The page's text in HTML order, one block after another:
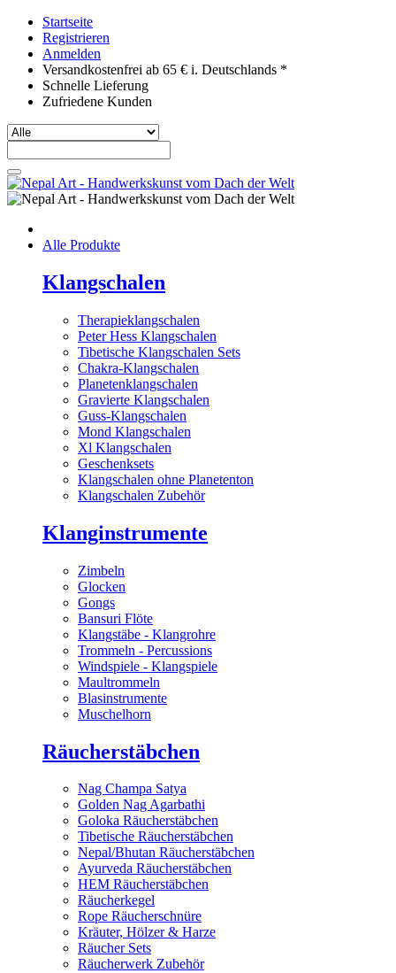
Startseite
Registrieren
Anmelden
Versandkostenfrei ab 65 € i. Deutschlands *
Schnelle Lieferung
Zufriedene Kunden
Alle Produkte
Klangschalen
Therapieklangschalen
Peter Hess Klangschalen
Tibetische Klangschalen Sets
Chakra-Klangschalen
Planetenklangschalen
Gravierte Klangschalen
Guss-Klangschalen
Mond Klangschalen
Xl Klangschalen
Geschenksets
Klangschalen ohne Planetenton
Klangschalen Zubehör
Klanginstrumente
Zimbeln
Glocken
Gongs
Bansuri Flöte
Klangstäbe - Klangrohre
Trommeln - Percussions
Windspiele - Klangspiele
Maultrommeln
Blasinstrumente
Muschelhorn
Räucherstäbchen
Nag Champa Satya
Golden Nag Agarbathi
Goloka Räucherstäbchen
Tibetische Räucherstäbchen
Nepal/Bhutan Räucherstäbchen
Ayurveda Räucherstäbchen
HEM Räucherstäbchen
Räucherkegel
Rope Räucherschnüre
Kräuter, Hölzer & Harze
Räucher Sets
Räucherwerk Zubehör